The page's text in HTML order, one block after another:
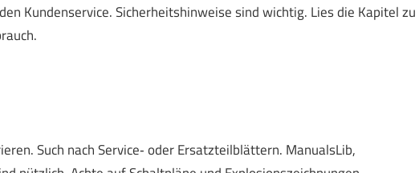
Kundenservice. Sicherheitshinweise sind wichtig. Lies die Kapitel zu
Such nach Service‑ oder Ersatzteilblättern. ManualsLib,